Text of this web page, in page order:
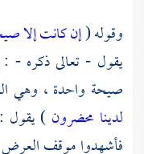
وقوله (إن كانت إلا
يقول - تعالى ذكره - :
صيحة واحدة ، وهي
لدينا محضرون ) يقول
فأشهدوا موقف